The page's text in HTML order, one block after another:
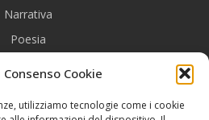
Cookie
utilizziamo tecnologie come i cookie
Narrativa
Poesia